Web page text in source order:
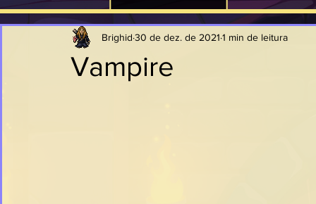
Vampire
Brighid 30 de dez. de 2021 1 min de leitura